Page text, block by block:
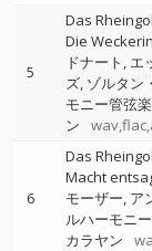
5
Das
Die
ドナート エ
ズ ゾルタン
モニー管弦
ン
6
Das
Macht
モーザー ア
ルハーモニ
カラヤン